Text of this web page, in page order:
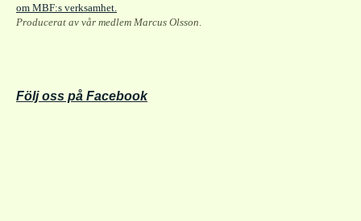
om MBF:s verksamhet.
Producerat av vår medlem Marcus Olsson
Följ oss på Facebook